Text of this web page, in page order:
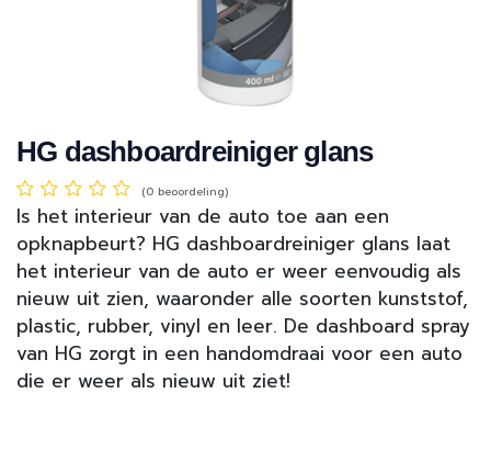
HG dashboardreiniger glans
(0 beoordeling)
Is het interieur van de auto toe aan een
opknapbeurt? HG dashboardreiniger glans laat
het interieur van de auto er weer eenvoudig als
nieuw uit zien, waaronder alle soorten kunststof,
plastic, rubber, vinyl en leer. De dashboard spray
van HG zorgt in een handomdraai voor een auto
die er weer als nieuw uit ziet!